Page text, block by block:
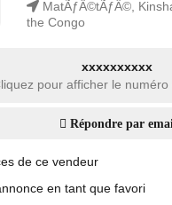
MatÃƒÂ©tÃƒÂ©,
the Congo
xxxxxxxxxx
pour afficher le numéro
Répondre par
de ce vendeur
en tant que favori